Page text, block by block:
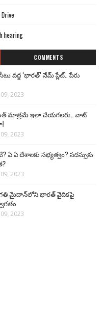
hearing
COMMENTS
వద్ద ‘భారత్’ నేమ్ ప్లేట్‌.. పేరు
2023
మాత్రమే ఇలా చేయగలరు.. వాట్
2023
ఏ ఏ దేశాలకు సభ్యత్వం? సదస్సుకు
2023
ప్రగతి మైదాన్‌లోని భారత్ వైదికపై
2023